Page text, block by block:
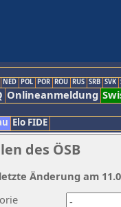
NED POL POR ROU RUS SRB SVK
Onlineanmeldung
Elo FIDE
des ÖSB
Änderung am